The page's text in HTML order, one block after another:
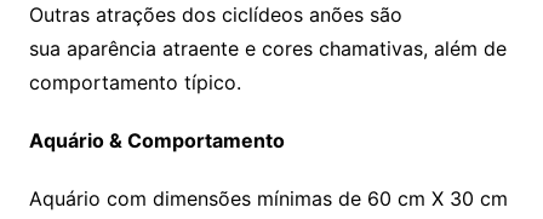
Outras atrações dos ciclídeos anões são
sua aparência atraente e cores chamativas, além de
comportamento típico.
Aquário & Comportamento
Aquário com dimensões mínimas de 60 cm X 30 cm